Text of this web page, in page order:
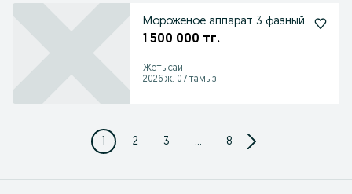
Мороженое аппарат 3 фазный
1 500 000 тг.
Жетысай
2026 ж. 07 тамыз
1 2 3 ... 8